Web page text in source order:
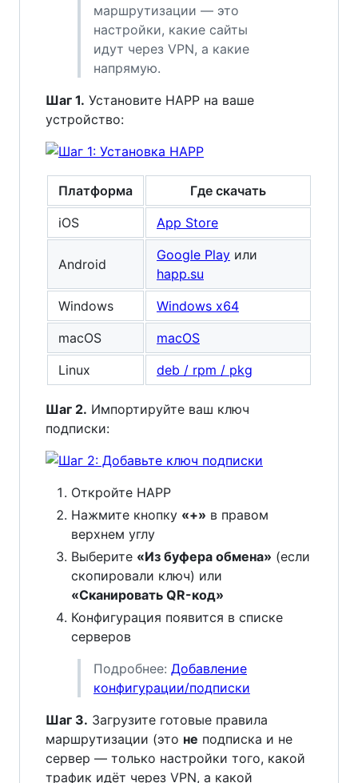
маршрутизации — это
настройки, какие сайты
идут через VPN, а какие
напрямую.
Шаг 1. Установите HAPP на ваше
устройство:
Платформа
Где скачать
iOS
App Store
Android
Google Play или
happ.su
Windows
Windows x64
macOS
macOS
Linux
deb / rpm / pkg
Шаг 2. Импортируйте ваш ключ
подписки:
Откройте HAPP
Нажмите кнопку «+» в правом
верхнем углу
Выберите «Из буфера обмена» (если
скопировали ключ) или
«Сканировать QR-код»
Конфигурация появится в списке
серверов
Подробнее: Добавление
конфигурации/подписки
Шаг 3. Загрузите готовые правила
маршрутизации (это не подписка и не
сервер — только настройки того, какой
трафик идёт через VPN, а какой